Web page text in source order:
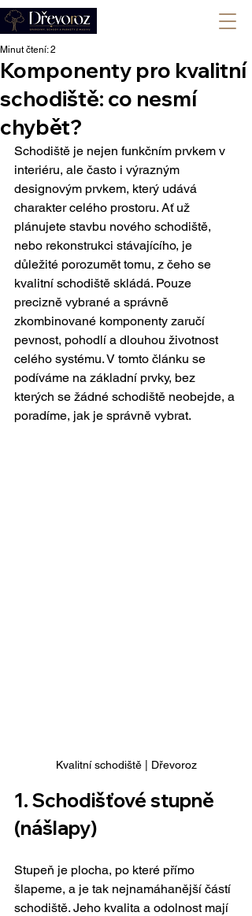
Komponenty pro kvalitní
schodiště: co nesmí
chybět?
Minut čtení: 2
Schodiště je nejen funkčním prvkem v
interiéru, ale často i výrazným
designovým prvkem, který udává
charakter celého prostoru. Ať už
plánujete stavbu nového schodiště,
nebo rekonstrukci stávajícího, je
důležité porozumět tomu, z čeho se
kvalitní schodiště skládá. Pouze
precizně vybrané a správně
zkombinované komponenty zaručí
pevnost, pohodlí a dlouhou životnost
celého systému. V tomto článku se
podíváme na základní prvky, bez
kterých se žádné schodiště neobejde, a
poradíme, jak je správně vybrat.
Kvalitní schodiště | Dřevoroz
1. Schodišťové stupně
(nášlapy)
Stupeň je plocha, po které přímo
šlapeme, a je tak nejnamáhanější částí
schodiště. Jeho kvalita a odolnost mají